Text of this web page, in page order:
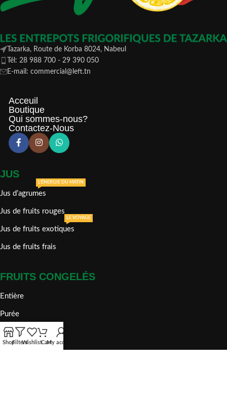
Tazarka, Route de Korba 8024, Nabeul
Tél: 28 988 700 - 29 390 050
E-mail: commercial@left.tn
Acceuil
Boutique
Qui sommes-nous?
Contactez-Nous
JUS
Jus d’agrumes
L'ÉNERGIE DU MATIN
Jus de fruits rouges
Jus de fruits exotiques
LE VOYAGE
Jus de fruits frais
FRUITS CONGELÉS
Entière
Purée
crumble
ShopFiltersWishlistCartMy account